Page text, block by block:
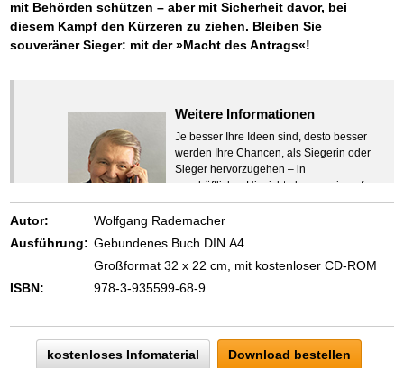
mit Behörden schützen – aber mit Sicherheit davor, bei
diesem Kampf den Kürzeren zu ziehen. Bleiben Sie
souveräner Sieger: mit der »Macht des Antrags«!
Weitere Informationen
Je besser Ihre Ideen sind, desto besser
werden Ihre Chancen, als Siegerin oder
Sieger hervorzugehen – in
geschäftlicher Hinsicht ebenso wie auf
beruflichem oder privatem Gebiet. Denn
eins ist todsicher:
Zeigen Sie mit der Maus hierhin, um
Autor:
Wolfgang Rademacher
Ausführung: Gebundenes Buch DIN A4
Großformat 32 x 22 cm, mit kostenloser CD-ROM
ISBN:
978-3-935599-68-9
kostenloses Infomaterial Download bestellen